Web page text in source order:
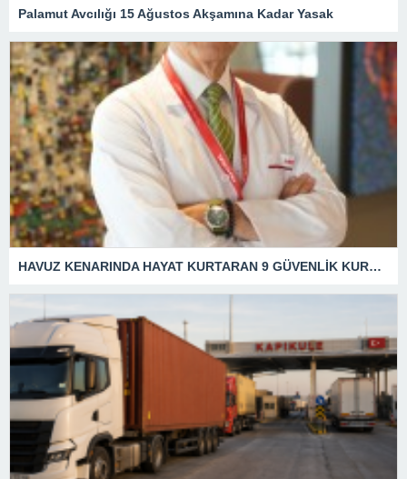
Palamut Avcılığı 15 Ağustos Akşamına Kadar Yasak
HAVUZ KENARINDA HAYAT KURTARAN 9 GÜVENLİK KURALI